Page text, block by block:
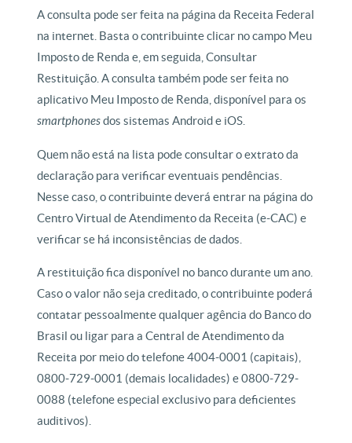
A consulta pode ser feita na página da Receita Federal
na internet. Basta o contribuinte clicar no campo Meu
Imposto de Renda e, em seguida, Consultar
Restituição. A consulta também pode ser feita no
aplicativo Meu Imposto de Renda, disponível para os
smartphonesdos sistemas Android e iOS.
Quem não está na lista pode consultar o extrato da
declaração para verificar eventuais pendências.
Nesse caso, o contribuinte deverá entrar na página do
Centro Virtual de Atendimento da Receita (e-CAC) e
verificar se há inconsistências de dados.
A restituição fica disponível no banco durante um ano.
Caso o valor não seja creditado, o contribuinte poderá
contatar pessoalmente qualquer agência do Banco do
Brasil ou ligar para a Central de Atendimento da
Receita por meio do telefone 4004-0001 (capitais),
0800-729-0001 (demais localidades) e 0800-729-
0088 (telefone especial exclusivo para deficientes
auditivos).